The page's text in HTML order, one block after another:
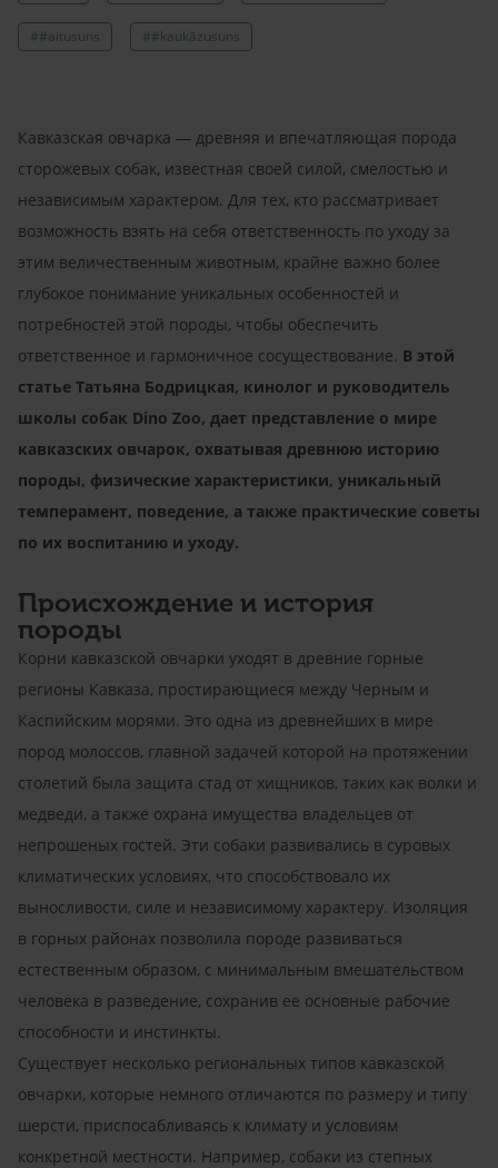
##aitusuns ##kaukāzusuns
Кавказская овчарка — древняя и впечатляющая порода
сторожевых собак, известная своей силой, смелостью и
независимым характером. Для тех, кто рассматривает
возможность взять на себя ответственность по уходу за
этим величественным животным, крайне важно более
глубокое понимание уникальных особенностей и
потребностей этой породы, чтобы обеспечить
ответственное и гармоничное сосуществование. В этой
статье Татьяна Бодрицкая, кинолог и руководитель
школы собак Dino Zoo, дает представление о мире
кавказских овчарок, охватывая древнюю историю
породы, физические характеристики, уникальный
темперамент, поведение, а также практические советы
по их воспитанию и уходу.
Происхождение и история
породы
Корни кавказской овчарки уходят в древние горные
регионы Кавказа, простирающиеся между Черным и
Каспийским морями. Это одна из древнейших в мире
пород молоссов, главной задачей которой на протяжении
столетий была защита стад от хищников, таких как волки и
медведи, а также охрана имущества владельцев от
непрошеных гостей. Эти собаки развивались в суровых
климатических условиях, что способствовало их
выносливости, силе и независимому характеру. Изоляция
в горных районах позволила породе развиваться
естественным образом, с минимальным вмешательством
человека в разведение, сохранив ее основные рабочие
способности и инстинкты.
Существует несколько региональных типов кавказской
овчарки, которые немного отличаются по размеру и типу
шерсти, приспосабливаясь к климату и условиям
конкретной местности. Например, собаки из степных